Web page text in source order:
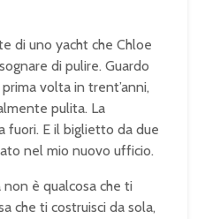
di uno yacht che Chloe
di pulire. Guardo
volta in trent’anni,
pulita. La
fuori. E il biglietto da due
nel mio nuovo ufficio.
è qualcosa che ti
che ti costruisci da sola,